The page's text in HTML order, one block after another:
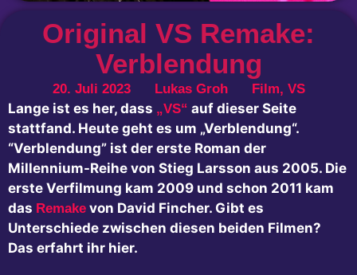
Original VS Remake:
Verblendung
20. Juli 2023 Lukas Groh Film, VS
Lange ist es her, dass „VS“ auf dieser Seite
stattfand. Heute geht es um „Verblendung“.
“Verblendung” ist der erste Roman der
Millennium-Reihe von Stieg Larsson aus 2005. Die
erste Verfilmung kam 2009 und schon 2011 kam
das Remake von David Fincher. Gibt es
Unterschiede zwischen diesen beiden Filmen?
Das erfahrt ihr hier.